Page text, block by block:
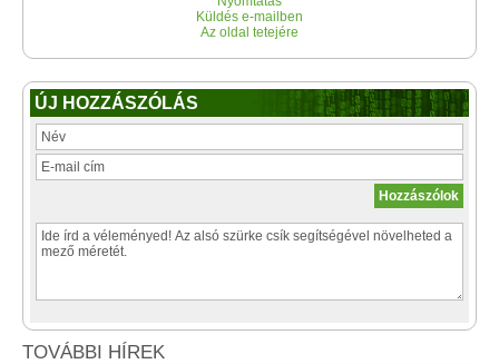
Küldés e-mailben
Az oldal tetejére
ÚJ HOZZÁSZÓLÁS
TOVÁBBI HÍREK